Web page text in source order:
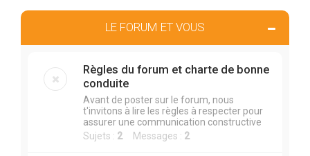
c
LE FORUM ET VOUS
Règles du forum et charte de bonne
conduite
Avant de poster sur le forum, nous
t'invitons à lire les règles à respecter pour
assurer une communication constructive
Sujets : 2Messages : 2